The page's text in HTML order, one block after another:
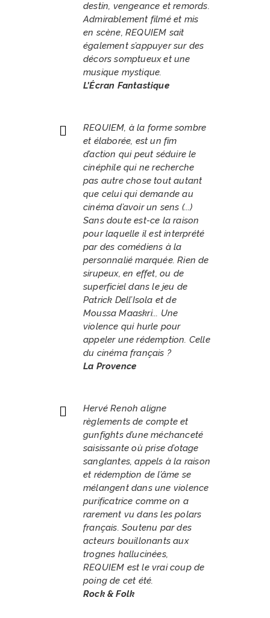
destin, vengeance et remords.
Admirablement filmé et mis
en scène, REQUIEM sait
également s’appuyer sur des
décors somptueux et une
musique mystique.
L’Écran Fantastique
REQUIEM, à la forme sombre
et élaborée, est un fim
d’action qui peut séduire le
cinéphile qui ne recherche
pas autre chose tout autant
que celui qui demande au
cinéma d’avoir un sens (...)
Sans doute est-ce la raison
pour laquelle il est interprété
par des comédiens à la
personnalié marquée. Rien de
sirupeux, en effet, ou de
superficiel dans le jeu de
Patrick Dell’Isola et de
Moussa Maaskri... Une
violence qui hurle pour
appeler une rédemption. Celle
du cinéma français ?
La Provence
Hervé Renoh aligne
règlements de compte et
gunfights d’une méchanceté
saisissante où prise d’otage
sanglantes, appels à la raison
et rédemption de l’âme se
mélangent dans une violence
purificatrice comme on a
rarement vu dans les polars
français. Soutenu par des
acteurs bouillonants aux
trognes hallucinées,
REQUIEM est le vrai coup de
poing de cet été.
Rock & Folk